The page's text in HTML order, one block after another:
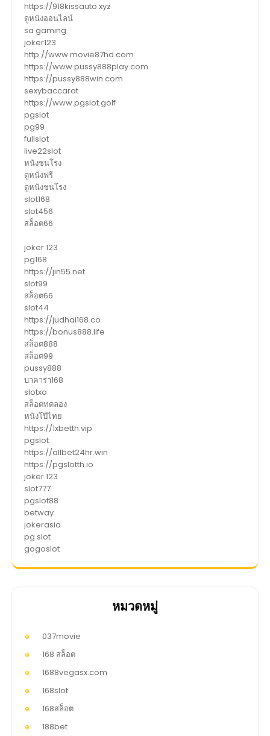
https://918kissauto.xyz
ดูหนังออนไลน์
sa gaming
joker123
http://www.movie87hd.com
https://www.pussy888play.com
https://pussy888win.com
sexybaccarat
https://www.pgslot.golf
pgslot
pg99
fullslot
live22slot
หนังชนโรง
ดูหนังฟรี
ดูหนังชนโรง
slot168
slot456
สล็อต66
joker 123
pg168
https://jin55.net
slot99
สล็อต66
slot44
https://judhai168.co
https://bonus888.life
สล็อต888
สล็อต99
pussy888
บาคาร่า168
slotxo
สล็อตทดลอง
หนังโป๊ไทย
https://1xbetth.vip
pgslot
https://allbet24hr.win
https://pgslotth.io
joker 123
slot777
pgslot88
betway
jokerasia
pg slot
gogoslot
หมวดหมู่
037movie
168 สล็อต
1688vegasx.com
168slot
168สล็อต
188bet